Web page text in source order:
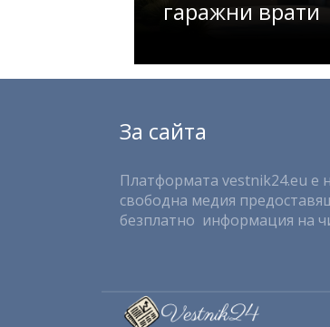
гаражни врати
За сайта
Платформата vestnik24.eu е
свободна медия
безплатно информация на